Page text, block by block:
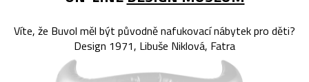
Víte, že Buvol měl být původně nafukovací nábytek pro děti?
Design 1971, Libuše Niklová, Fatra